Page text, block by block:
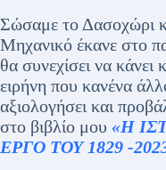
Σώσαμε το Δασοχώρι
Μηχανικό έκανε στο
θα συνεχίσει να
ειρήνη που κανένα
αξιολογήσει και
στο βιβλίο μου «Η
ΕΡΓΟ ΤΟΥ 1829 -